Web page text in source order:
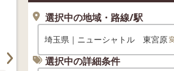
選択中の地域・路線/駅
埼玉県｜ニューシャトル 東宮原
選択中の詳細条件